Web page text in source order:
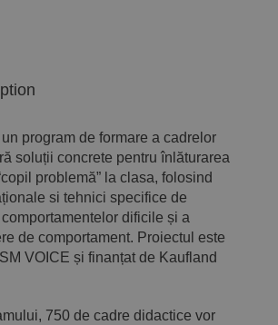
program de formare a cadrelor
soluții concrete pentru înlăturarea
problemă” la clasa, folosind
si tehnici specifice de
dificile și a
de comportament. Proiectul este
VOICE și finanțat de Kaufland
750 de cadre didactice vor